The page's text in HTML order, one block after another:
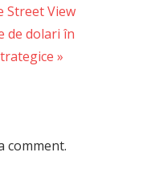
Street View
de dolari în
comment.